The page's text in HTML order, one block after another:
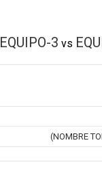
EQUIPO-3 vs
(NOMBRE